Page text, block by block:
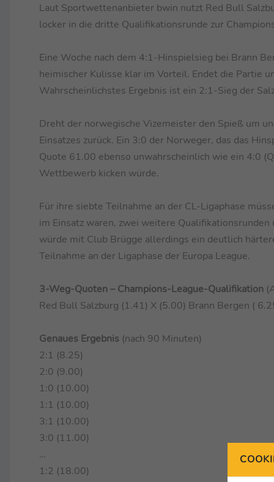
Laut Sportwettenanbieter bwin nutzt Red Bull
locker in die dritte Qualifikationsrunde zur
Eine Woche nach dem 4:1-Hinspielsieg bei Brann
heimischer Kulisse klar im Vorteil. Endet die Partie
Wahrscheinlichstes Ergebnis ist ein 2:1-Sieg der
Dreht der norwegische Vizemeister den Spieß um
Einsatzes zurück. Ein 3:0 der Norweger, das das
Quote 61.00 ebenso unwahrscheinlich wie ein 4:0
Wettbewerb kicken würde.
Für ihre siebte Teilnahme an der CL-Ligaphase
im Einsatz waren, zwei weitere
würde mit Club Brügge allerdings ein deutlich
Teilnahme an der Ligaphase der Europa League.
3-Weg-Quoten – Champions-League-Qualifikation
Red Bull Salzburg (1.41) X (5.00) Brann Bergen (
Genaues Ergebnis (nach 90 Minuten)
2:1 (8.25)
2:0 (9.00)
1:0 (10.00)
1:1 (10.00)
3:1 (10.00)
3:0 (11.00)
…
1:2 (18.00)